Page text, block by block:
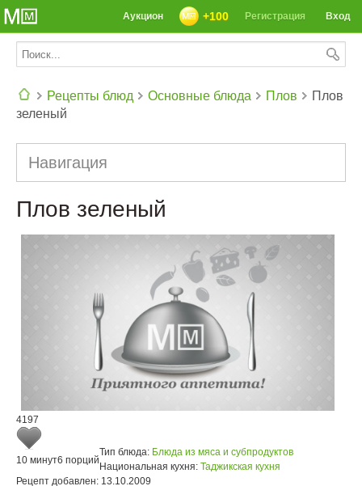
Вход
Регистрация
+100
Аукцион
Рецепты блюд Основные блюда Плов
Плов
зеленый
Навигация
Плов зеленый
4197
10 минут6 порций
Тип блюда: Блюда из мяса и субпродуктов
Национальная кухня: Таджикская кухня
Рецепт добавлен: 13.10.2009